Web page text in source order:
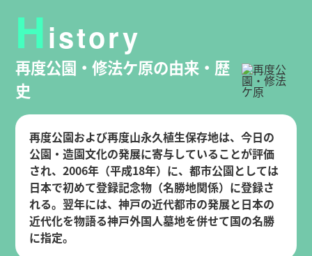
History
再度公園・修法ケ原の由来・歴
史
再度公園および再度山永久植生保存地は、今日の
公園・造園文化の発展に寄与していることが評価
され、2006年（平成18年）に、都市公園としては
日本で初めて登録記念物（名勝地関係）に登録さ
れる。翌年には、神戸の近代都市の発展と日本の
近代化を物語る神戸外国人墓地を併せて国の名勝
に指定。